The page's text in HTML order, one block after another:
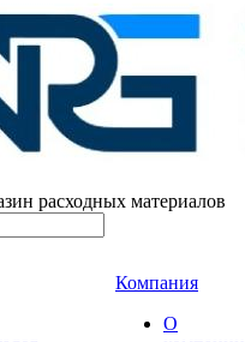
расходных материалов
Компания
О